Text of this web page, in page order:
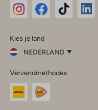
InstagramFacebook
Kies je land
NEDERLAND
je
land
Nederland
Verzendmethodes